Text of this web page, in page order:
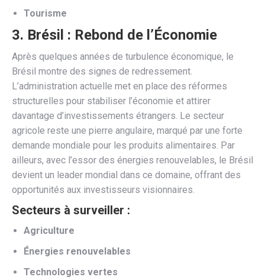
Tourisme
3. Brésil : Rebond de l’Économie
Après quelques années de turbulence économique, le
Brésil montre des signes de redressement.
L’administration actuelle met en place des réformes
structurelles pour stabiliser l’économie et attirer
davantage d’investissements étrangers. Le secteur
agricole reste une pierre angulaire, marqué par une forte
demande mondiale pour les produits alimentaires. Par
ailleurs, avec l’essor des énergies renouvelables, le Brésil
devient un leader mondial dans ce domaine, offrant des
opportunités aux investisseurs visionnaires.
Secteurs à surveiller :
Agriculture
Énergies renouvelables
Technologies vertes